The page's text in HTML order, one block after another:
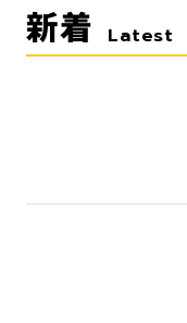
新着 Latest